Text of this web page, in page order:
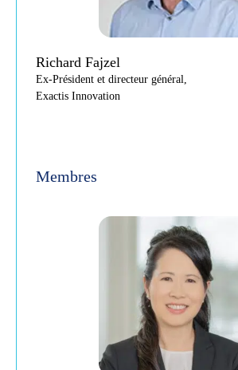
Richard Fajzel
Ex-Président et directeur général,
Exactis Innovation
Membres